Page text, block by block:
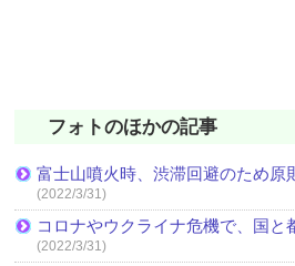
フォトのほかの記事
富士山噴火時、渋滞回避のため原
(2022/3/31)
コロナやウクライナ危機で、国と
(2022/3/31)